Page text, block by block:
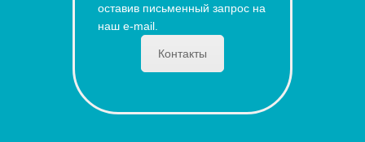
оставив письменный запрос на
наш e-mail.
Контакты